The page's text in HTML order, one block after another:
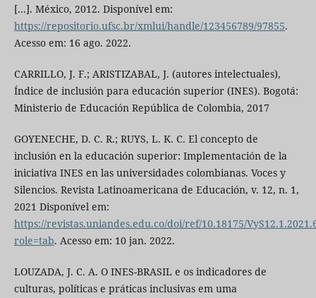
[...]. México, 2012. Disponível em:
https://repositorio.ufsc.br/xmlui/handle/123456789/97855.
Acesso em: 16 ago. 2022.
CARRILLO, J. F.; ARISTIZABAL, J. (autores intelectuales),
Índice de inclusión para educación superior (INES). Bogotá:
Ministerio de Educación República de Colombia, 2017
GOYENECHE, D. C. R.; RUYS, L. K. C. El concepto de
inclusión en la educación superior: Implementación de la
iniciativa INES en las universidades colombianas. Voces y
Silencios. Revista Latinoamericana de Educación, v. 12, n. 1,
2021 Disponível em:
https://revistas.uniandes.edu.co/doi/ref/10.18175/
role=tab. Acesso em: 10 jan. 2022.
LOUZADA, J. C. A. O INES-BRASIL e os indicadores de
culturas, políticas e práticas inclusivas em uma